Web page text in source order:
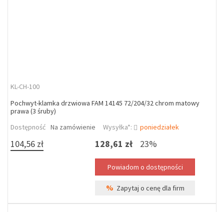
KL-CH-100
Pochwyt-klamka drzwiowa FAM 14145 72/204/32 chrom matowy
prawa (3 śruby)
Dostępność Na zamówienie Wysyłka*: poniedziałek
104,56 zł 128,61 zł 23%
% Zapytaj o cenę dla firm